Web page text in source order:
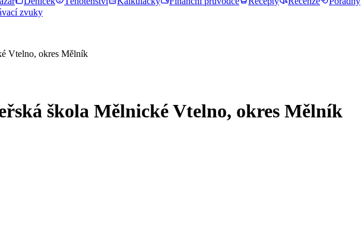
zvuky
Vtelno, okres Mělník
škola Mělnické Vtelno, okres Mělník